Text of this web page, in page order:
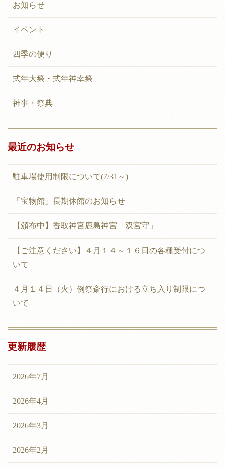
お知らせ
イベント
四季の便り
式年大祭・式年神幸祭
神事・祭典
最近のお知らせ
駐車場使用制限について(7/31～)
「宝物館」長期休館のお知らせ
【頒布中】香取神宮鹿島神宮「双宮守」
【ご注意ください】４月１４～１６日の各種受付につ
いて
４月１４日（火）例祭斎行における立ち入り制限につ
いて
更新履歴
2026年7月
2026年4月
2026年3月
2026年2月